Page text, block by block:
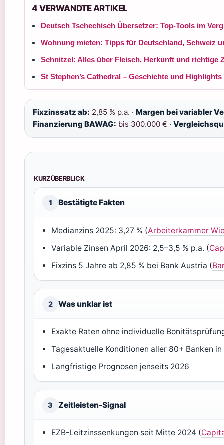
4 VERWANDTE ARTIKEL
Deutsch Tschechisch Übersetzer: Top-Tools im
Wohnung mieten: Tipps für Deutschland, Schweiz
Schnitzel: Alles über Fleisch, Herkunft und richtige
St Stephen’s Cathedral – Geschichte und
Fixzinssatz ab: 2,85 % p.a. · Margen bei variabler
Finanzierung BAWAG: bis 300.000 € ·
KURZÜBERBLICK
1 Bestätigte Fakten
Medianzins 2025: 3,27 % (Arbeiterkammer
Variable Zinsen April 2026: 2,5–3,5 % p.a. (
Fixzins 5 Jahre ab 2,85 % bei Bank Austria (
2 Was unklar ist
Exakte Raten ohne individuelle
Tagesaktuelle Konditionen aller 80+ Banken
Langfristige Prognosen jenseits 2026
3 Zeitleisten-Signal
EZB-Leitzinssenkungen seit Mitte 2024 (